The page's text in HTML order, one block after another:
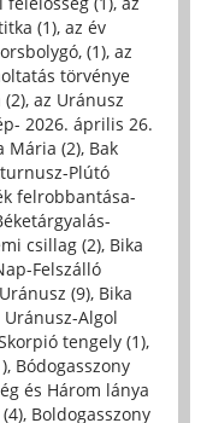
(1), az év
(1), az
törvénye
, az Uránusz
2026. április 26.
Mária (2), Bak
Plútó
felrobbantása-
csillag (2), Bika
Felszálló
(9), Bika
Uránusz-Algol
tengely (1),
, Bódogasszony
és Három lánya
, Boldogasszony